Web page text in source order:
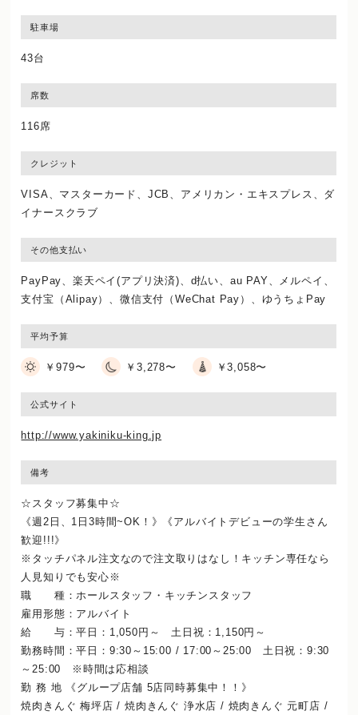
駐車場
43台
席数
116席
クレジット
VISA、マスターカード、JCB、アメリカン・エキスプレス、ダ
イナースクラブ
その他支払い
PayPay、楽天ペイ(アプリ決済)、d払い、au PAY、メルペイ、
支付宝（Alipay）、微信支付（WeChat Pay）、ゆうちょPay
平均予算
￥979〜 ￥3,278〜 ￥3,058〜
公式サイト
http://www.yakiniku-king.jp
備考
☆スタッフ募集中☆
《週2日、1日3時間~OK！》《アルバイトデビューの学生さん
歓迎!!!》
※タッチパネル注文なので注文取りはなし！キッチン専任なら
人見知りでも安心※
職 種：ホールスタッフ・キッチンスタッフ
雇用形態：アルバイト
給 与：平日：1,050円～ 土日祝：1,150円～
勤務時間：平日：9:30～15:00 / 17:00～25:00 土日祝：9:30
～25:00 ※時間は応相談
勤 務 地 《グループ店舗 5店同時募集中！！》
焼肉きんぐ 梅坪店 / 焼肉きんぐ 浄水店 / 焼肉きんぐ 元町店 /